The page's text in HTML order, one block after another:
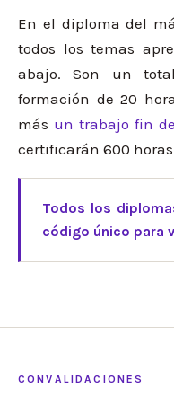
En el diploma del
todos los temas
abajo. Son un
formación de 20
más un trabajo fin
certificarán 600
Todos los
código único para
CONVALIDACIONES